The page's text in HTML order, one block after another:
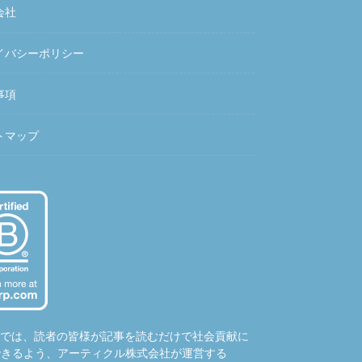
社
バシーポリシー
項
マップ
は、読者の皆様が記事を読むだけで社会貢献に
るよう、アーティクル株式会社が運営する